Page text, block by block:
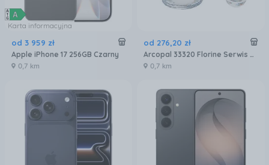
Karta informacyjna
od 3 959 zł
Apple iPhone 17 256GB Czarny
0,7 km
od 276,20 zł
Arcopal 33320 Florine Serwis Zestaw Obiadowy 26EL
0,7 km